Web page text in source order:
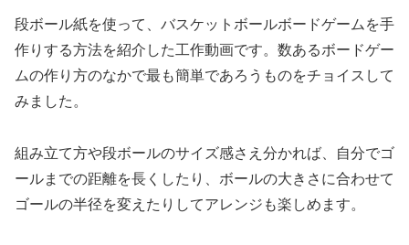
段ボール紙を使って、バスケットボールボードゲームを手
作りする方法を紹介した工作動画です。数あるボードゲー
ムの作り方のなかで最も簡単であろうものをチョイスして
みました。
組み立て方や段ボールのサイズ感さえ分かれば、自分でゴ
ールまでの距離を長くしたり、ボールの大きさに合わせて
ゴールの半径を変えたりしてアレンジも楽しめます。